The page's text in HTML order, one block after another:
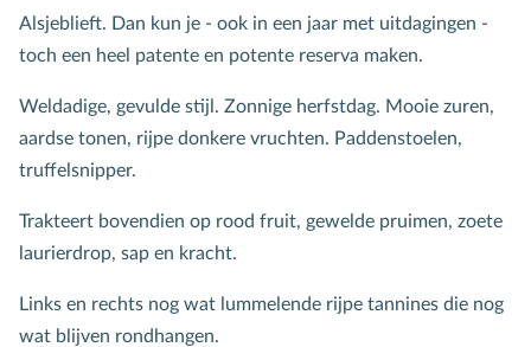
Alsjeblieft. Dan kun je - ook in een jaar met uitdagingen -
toch een heel patente en potente reserva maken.
Weldadige, gevulde stijl. Zonnige herfstdag. Mooie zuren,
aardse tonen, rijpe donkere vruchten. Paddenstoelen,
truffelsnipper.
Trakteert bovendien op rood fruit, gewelde pruimen, zoete
laurierdrop, sap en kracht.
Links en rechts nog wat lummelende rijpe tannines die nog
wat blijven rondhangen.